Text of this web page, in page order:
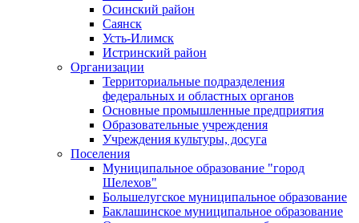
Осинский район
Саянск
Усть-Илимск
Истринский район
Организации
Территориальные подразделения
федеральных и областных органов
Основные промышленные предприятия
Образовательные учреждения
Учреждения культуры, досуга
Поселения
Муниципальное образование "город
Шелехов"
Большелугское муниципальное образование
Баклашинское муниципальное образование